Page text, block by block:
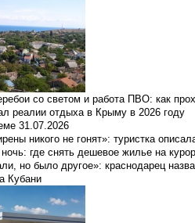
со светом и работа ПВО: как
реалии отдыха в Крыму в 2026 году
31.07.2026
никого не гонят»: туристка
где снять дешевое жилье на
но было другое»: краснодарец
Кубани